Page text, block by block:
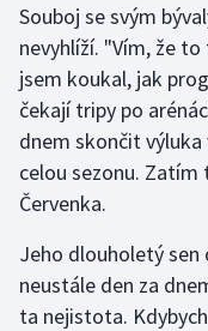
Souboj se svým
nevyhlíží. "Vím, že
jsem koukal, jak
čekají tripy po
dnem skončit
celou sezonu.
Červenka.
Jeho dlouholetý sen
neustále den za
ta nejistota.